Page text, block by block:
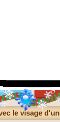
le visage